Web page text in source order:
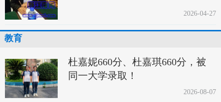
2026-04-27
教育
杜嘉妮660分、杜嘉琪660分，被
同一大学录取！
2026-08-07